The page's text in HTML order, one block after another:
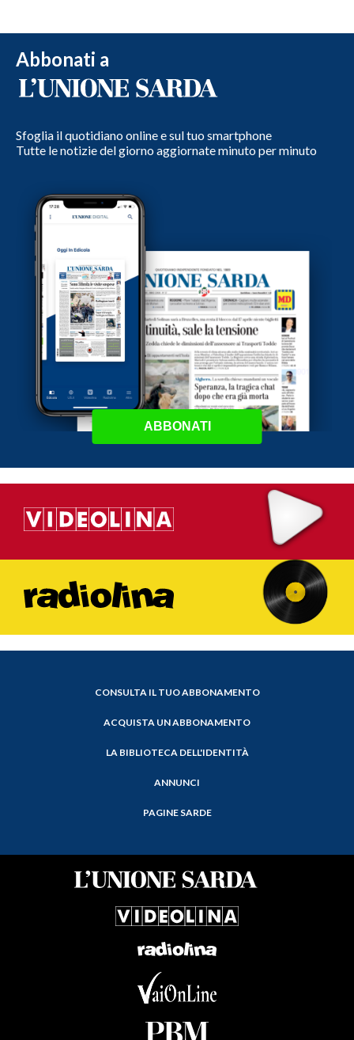
Abbonati a
Sfoglia il quotidiano online e sul tuo smartphone
Tutte le notizie del giorno aggiornate minuto per minuto
ABBONATI
CONSULTA IL TUO ABBONAMENTO
ACQUISTA UN ABBONAMENTO
LA BIBLIOTECA DELL'IDENTITÀ
ANNUNCI
PAGINE SARDE